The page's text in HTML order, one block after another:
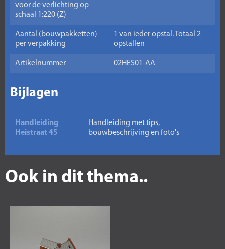
voor de verlichting op
schaal 1:220 (Z)
Aantal (bouwpakketten)
per verpakking
1 van ieder opstal. Totaal 2
opstallen
Artikelnummer 02HES01-AA
Bijlagen
Handleiding
Heistraat 45
Handleiding met tips,
bouwbeschrijving en foto's
Ook in dit thema..